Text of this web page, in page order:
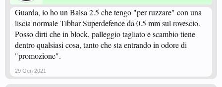
Guarda, io ho un Balsa 2.5 che tengo "per ruzzare" con una
liscia normale Tibhar Superdefence da 0.5 mm sul rovescio.
Posso dirti che in block, palleggio tagliato e scambio tiene
dentro qualsiasi cosa, tanto che sta entrando in odore di
"promozione".
29 Gen 2021